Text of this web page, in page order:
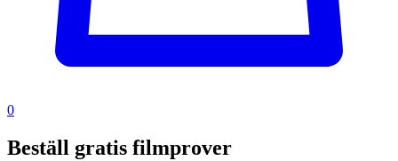
0
Beställ gratis filmprover